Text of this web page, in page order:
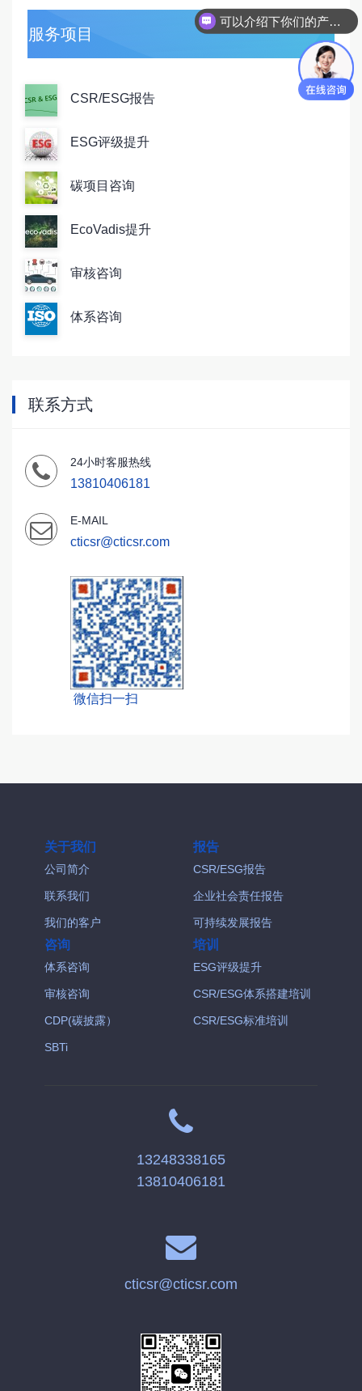
服务项目
CSR/ESG报告
ESG评级提升
碳项目咨询
EcoVadis提升
审核咨询
体系咨询
联系方式
24小时客服热线
13810406181
E-MAIL
cticsr@cticsr.com
微信扫一扫
关于我们
公司简介
联系我们
我们的客户
报告
CSR/ESG报告
企业社会责任报告
可持续发展报告
咨询
体系咨询
审核咨询
CDP(碳披露）
SBTi
培训
ESG评级提升
CSR/ESG体系搭建培训
CSR/ESG标准培训
13248338165
13810406181
cticsr@cticsr.com
可以介绍下你们的产品吗